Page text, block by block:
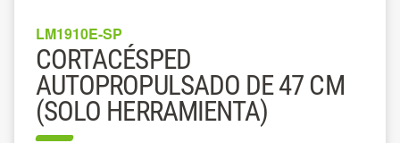
LM1910E-SP
CORTACÉSPED
AUTOPROPULSADO DE 47 CM
(SOLO HERRAMIENTA)